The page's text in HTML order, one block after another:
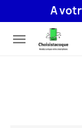
A votre
